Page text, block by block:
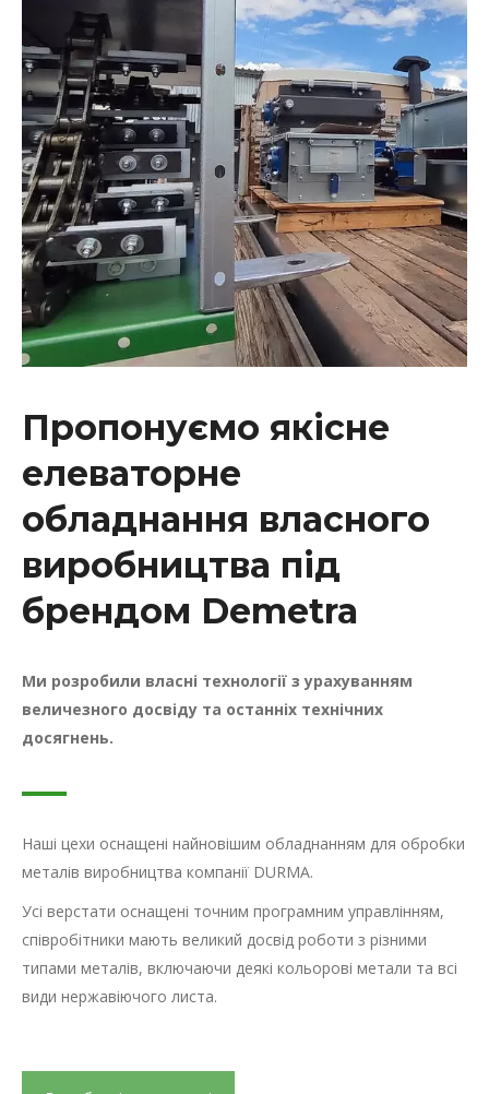
Пропонуємо якісне
елеваторне
обладнання власного
виробництва під
брендом Demetra
Ми розробили власні технології з урахуванням
величезного досвіду та останніх технічних
досягнень.
Наші цехи оснащені найновішим обладнанням для обробки
металів виробництва компанії DURMA.
Усі верстати оснащені точним програмним управлінням,
співробітники мають великий досвід роботи з різними
типами металів, включаючи деякі кольорові метали та всі
види нержавіючого листа.